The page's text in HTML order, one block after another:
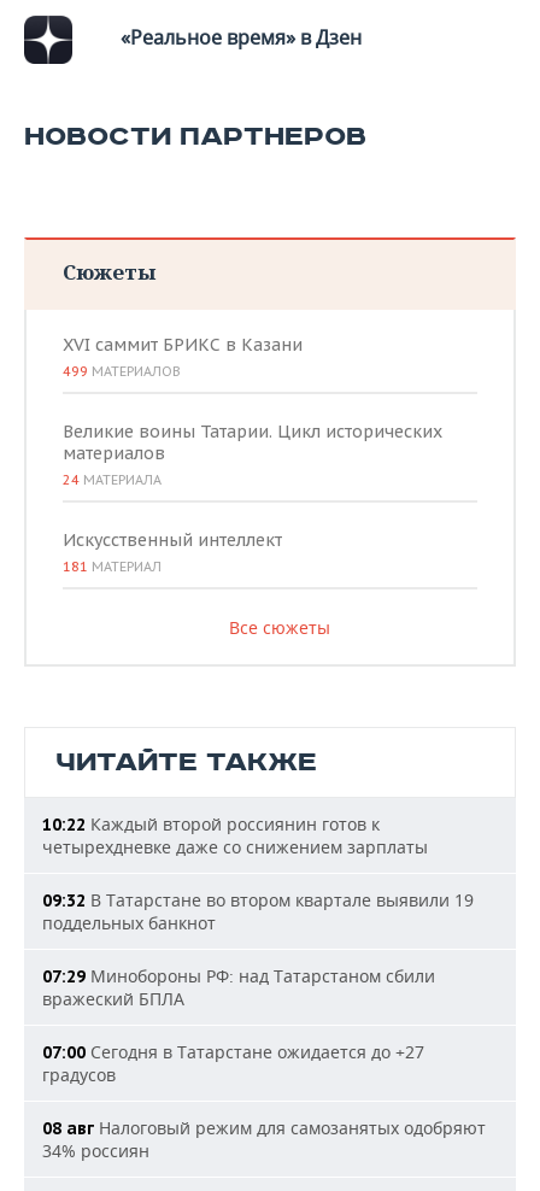
«Реальное время» в Дзен
НОВОСТИ ПАРТНЕРОВ
Сюжеты
XVI саммит БРИКС в Казани
499 МАТЕРИАЛОВ
Великие воины Татарии. Цикл исторических
материалов
24 МАТЕРИАЛА
Искусственный интеллект
181 МАТЕРИАЛ
Все сюжеты
ЧИТАЙТЕ ТАКЖЕ
10:22 Каждый второй россиянин готов к
четырехдневке даже со снижением зарплаты
09:32 В Татарстане во втором квартале выявили 19
поддельных банкнот
07:29 Минобороны РФ: над Татарстаном сбили
вражеский БПЛА
07:00 Сегодня в Татарстане ожидается до +27
градусов
08 авг Налоговый режим для самозанятых одобряют
34% россиян